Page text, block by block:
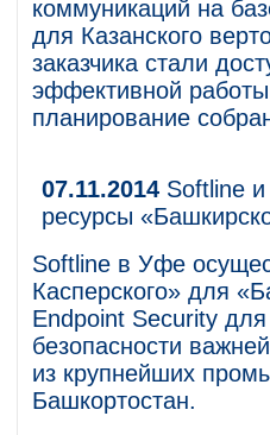
коммуникаций на
для Казанского
заказчика стали
эффективной
планирование
07.11.2014 Softline
ресурсы
Softline в Уфе
Касперского» для
Endpoint Security
безопасности
из крупнейших
Башкортостан.